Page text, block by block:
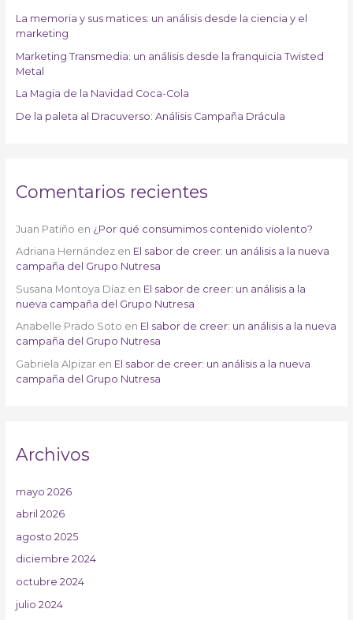
r
:
La memoria y sus matices: un análisis desde la ciencia y el
marketing
Marketing Transmedia: un análisis desde la franquicia Twisted
Metal
La Magia de la Navidad Coca-Cola
De la paleta al Dracuverso: Análisis Campaña Drácula
Comentarios recientes
Juan Patiño en ¿Por qué consumimos contenido violento?
Adriana Hernándezen El sabor de creer: un análisis a la nueva
campaña del Grupo Nutresa
Susana Montoya Díazen El sabor de creer: un análisis a la
nueva campaña del Grupo Nutresa
Anabelle Prado Soto en El sabor de creer: un análisis a la nueva
campaña del Grupo Nutresa
Gabriela Alpizaren El sabor de creer: un análisis a la nueva
campaña del Grupo Nutresa
Archivos
mayo 2026
abril 2026
agosto 2025
diciembre 2024
octubre 2024
julio 2024